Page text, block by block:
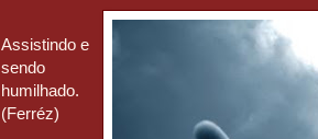
Assistindo e
sendo
humilhado.
(Ferréz)